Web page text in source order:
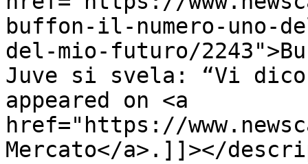
buffon-il-numero-
del-mio-futuro/
Juve si svela: “Vi
appeared on <a
href="https://
Mercato</a>.]]></